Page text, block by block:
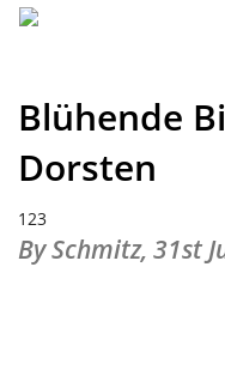
Blühende
Dorsten
123
By Schmitz, 31st